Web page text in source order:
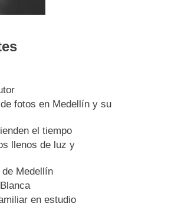
fotos en Medellín y su
el tiempo
llenos de luz y
Medellín
en estudio